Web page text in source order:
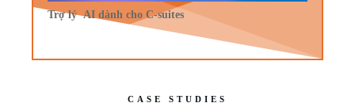
Trợ lý AI dành cho C-suites
CASE STUDIES